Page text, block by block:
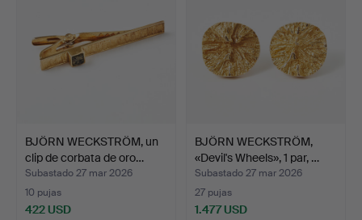
BJÖRN WECKSTRÖM, un
clip de corbata de oro…
Subastado 27 mar 2026
10 pujas
422 USD
BJÖRN WECKSTRÖM,
«Devil's Wheels», 1 par, …
Subastado 27 mar 2026
27 pujas
1.477 USD